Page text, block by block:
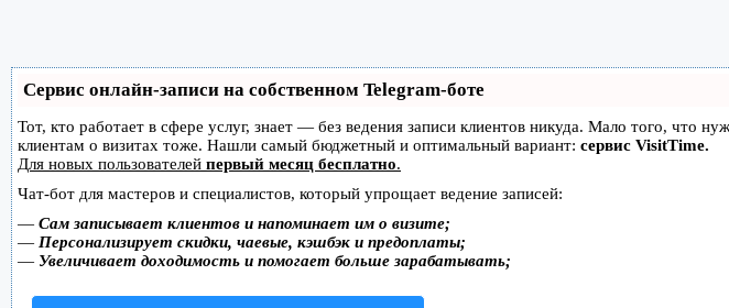
Сервис онлайн-записи на собственном Telegram-боте
Тот, кто работает в сфере услуг, знает — без ведения записи клиентов никуда. Мало того, что
клиентам о визитах тоже. Нашли самый бюджетный и оптимальный вариант: сервис VisitTime.
Для новых пользователей первый месяц бесплатно.
Чат-бот для мастеров и специалистов, который упрощает ведение записей:
— Сам записывает клиентов и напоминает им о визите;
— Персонализирует скидки, чаевые, кэшбэк и предоплаты;
— Увеличивает доходимость и помогает больше зарабатывать;